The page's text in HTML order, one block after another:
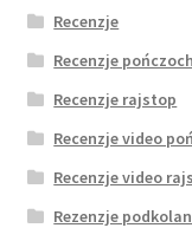
Recenzje
Recenzje pończoch
Recenzje rajstop
Recenzje video
Recenzje video
Rezenzje